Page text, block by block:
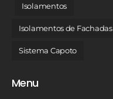
Isolamentos
Isolamentos de Fachadas
Sistema Capoto
Menu